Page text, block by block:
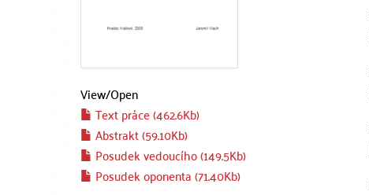
View/Open
Text práce (462.6Kb)
Abstrakt (59.10Kb)
Posudek vedoucího (149.5Kb)
Posudek oponenta (71.40Kb)